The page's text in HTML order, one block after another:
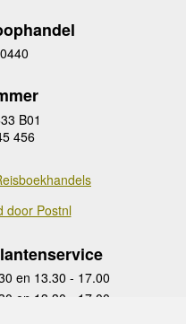
B01
456
door Postnl
en 13.30 - 17.00
en 13.30 - 17.00